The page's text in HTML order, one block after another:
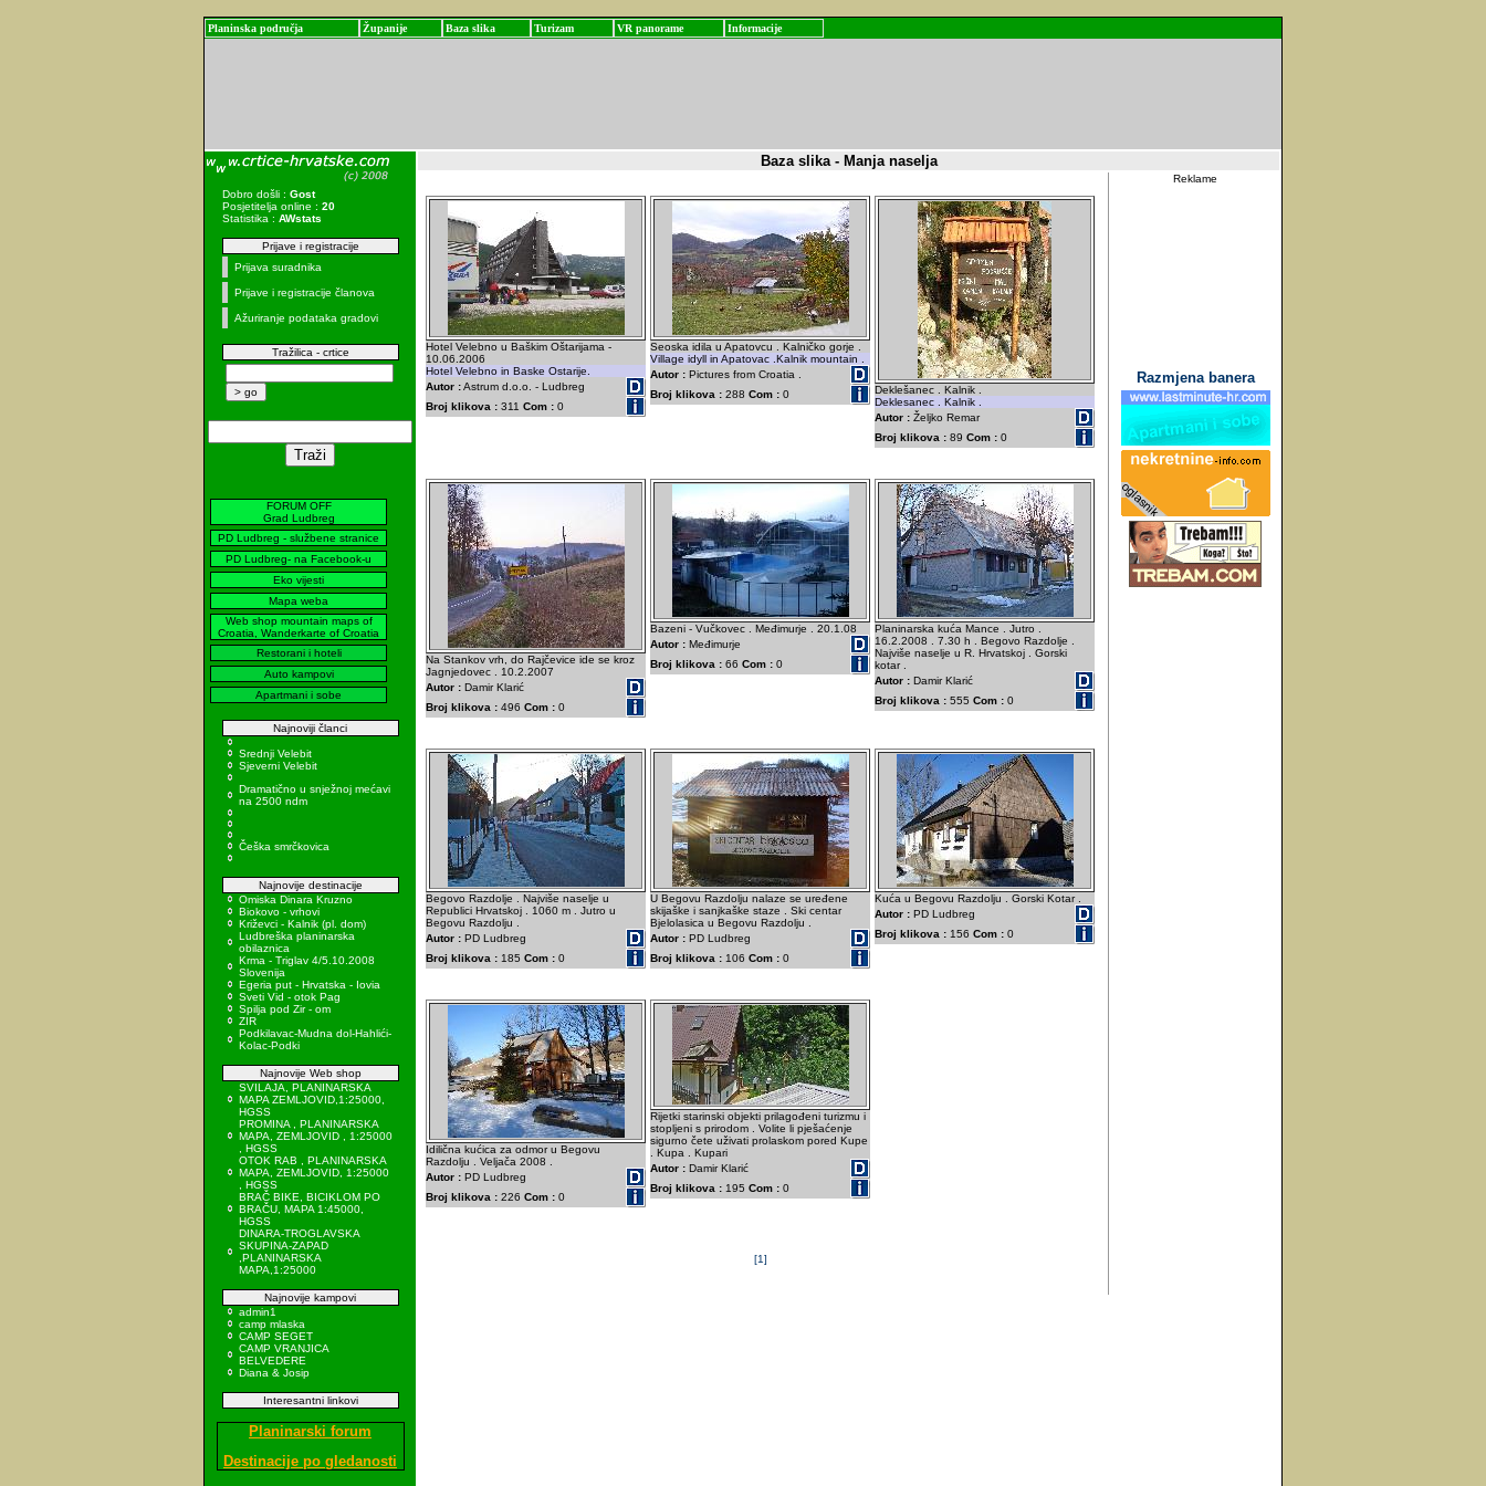
Planinska područja Županije Baza slika Turizam VR panorame Informacije
Dobro došli : Gost
Posjetitelja online : 20
Statistika : AWstats
Prijave i registracije
Prijava suradnika
Prijave i registracije članova
Ažuriranje podataka gradovi
Tražilica - crtice
FORUM OFF
Grad Ludbreg
PD Ludbreg - službene stranice
PD Ludbreg- na Facebook-u
Eko vijesti
Mapa weba
Web shop mountain maps of
Croatia, Wanderkarte of Croatia
Restorani i hoteli
Auto kampovi
Apartmani i sobe
Najnoviji članci
Srednji Velebit
Sjeverni Velebit
Dramatično u snježnoj mećavi
na 2500 ndm
Češka smrčkovica
Najnovije destinacije
Omiska Dinara Kruzno
Biokovo - vrhovi
Križevci - Kalnik (pl. dom)
Ludbreška planinarska
obilaznica
Krma - Triglav 4/5.10.2008
Slovenija
Egeria put - Hrvatska - Iovia
Sveti Vid - otok Pag
Spilja pod Zir - om
ZIR
Podkilavac-Mudna dol-Hahlići-
Kolac-Podki
Najnovije Web shop
SVILAJA, PLANINARSKA
MAPA ZEMLJOVID,1:25000,
HGSS
PROMINA , PLANINARSKA
MAPA, ZEMLJOVID , 1:25000
, HGSS
OTOK RAB , PLANINARSKA
MAPA, ZEMLJOVID, 1:25000
, HGSS
BRAČ BIKE, BICIKLOM PO
BRAČU, MAPA 1:45000,
HGSS
DINARA-TROGLAVSKA
SKUPINA-ZAPAD
,PLANINARSKA
MAPA,1:25000
Najnovije kampovi
admin1
camp mlaska
CAMP SEGET
CAMP VRANJICA
BELVEDERE
Diana & Josip
Interesantni linkovi
Planinarski forum
Destinacije po gledanosti
Baza slika - Manja naselja
Hotel Velebno u Baškim Oštarijama -
10.06.2006
Hotel Velebno in Baske Ostarije.
Autor :Astrum d.o.o. - Ludbreg
Broj klikova : 311 Com : 0
Seoska idila u Apatovcu . Kalničko gorje .
Village idyll in Apatovac .Kalnik mountain .
Autor : Pictures from Croatia .
Broj klikova : 288 Com : 0
Deklešanec . Kalnik .
Deklesanec . Kalnik .
Autor : Željko Remar
Broj klikova : 89 Com : 0
Na Stankov vrh, do Rajčevice ide se kroz
Jagnjedovec . 10.2.2007
Autor : Damir Klarić
Broj klikova : 496 Com : 0
Bazeni - Vučkovec . Međimurje . 20.1.08
Autor : Međimurje
Broj klikova : 66 Com : 0
Planinarska kuća Mance . Jutro .
16.2.2008 . 7.30 h . Begovo Razdolje .
Najviše naselje u R. Hrvatskoj . Gorski
kotar .
Autor : Damir Klarić
Broj klikova : 555 Com : 0
Begovo Razdolje . Najviše naselje u
Republici Hrvatskoj . 1060 m . Jutro u
Begovu Razdolju .
Autor : PD Ludbreg
Broj klikova : 185 Com : 0
U Begovu Razdolju nalaze se uređene
skijaške i sanjkaške staze . Ski centar
Bjelolasica u Begovu Razdolju .
Autor : PD Ludbreg
Broj klikova : 106 Com : 0
Kuća u Begovu Razdolju . Gorski Kotar .
Autor : PD Ludbreg
Broj klikova : 156 Com : 0
Idilična kućica za odmor u Begovu
Razdolju . Veljača 2008 .
Autor : PD Ludbreg
Broj klikova : 226 Com : 0
Rijetki starinski objekti prilagođeni turizmu i
stopljeni s prirodom . Volite li pješaćenje
sigurno čete uživati prolaskom pored Kupe
. Kupa . Kupari
Autor : Damir Klarić
Broj klikova : 195 Com : 0
[1]
Reklame
Razmjena banera